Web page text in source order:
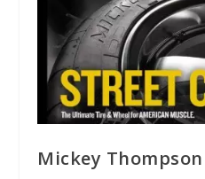
Mickey